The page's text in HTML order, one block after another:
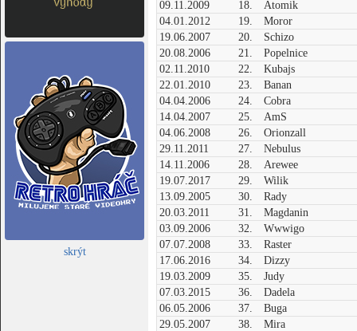
skrýt
09.11.2009
18.
Atomik
04.01.2012
19.
Moror
19.06.2007
20.
Schizo
20.08.2006
21.
Popelnice
02.11.2010
22.
Kubajs
22.01.2010
23.
Banan
04.04.2006
24.
Cobra
14.04.2007
25.
AmS
04.06.2008
26.
Orionzall
29.11.2011
27.
Nebulus
14.11.2006
28.
Arewee
19.07.2017
29.
Wilik
13.09.2005
30.
Rady
20.03.2011
31.
Magdanin
03.09.2006
32.
Wwwigo
07.07.2008
33.
Raster
17.06.2016
34.
Dizzy
19.03.2009
35.
Judy
07.03.2015
36.
Dadela
06.05.2006
37.
Buga
29.05.2007
38.
Mira